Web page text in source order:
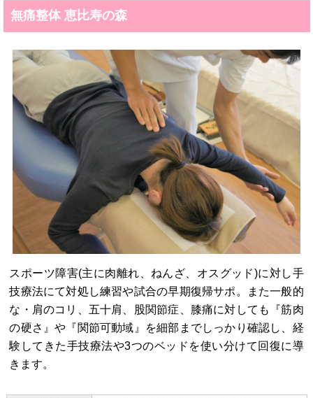
無痛整体 恵比寿の森
スポーツ障害(主に肉離れ、ねんざ、オスグッド)に対し手
技療法にて対処し練習や試合の早期復帰サポ。また一般的
な・肩のコリ、五十肩、股関節症、膝痛に対しても『筋肉
の硬さ』や『関節可動域』を細部までしっかり確認し、経
験してきた手技療法や3つのベッドを使い分けて回復に導
きます。